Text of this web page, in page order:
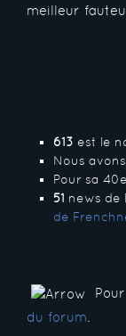
meilleur
613 est le
Nous avons
Pour sa
51 news de
de
du forum